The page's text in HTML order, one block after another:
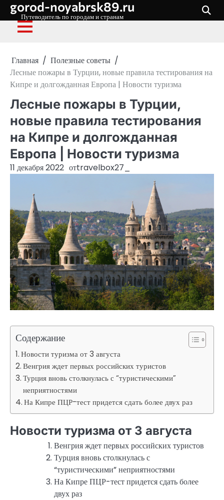
Перейти
содержимому
gorod-noyabrsk89.ru
Путеводитель по городам и странам
Главная
Полезные советы
Лесные пожары в Турции, новые правила тестирования на
Кипре и долгожданная Европа | Новости туризма
Лесные пожары в Турции,
новые правила тестирования
на Кипре и долгожданная
Европа | Новости туризма
11 декабря 2022 отtravelbox27_
Содержание
Новости туризма от 3 августа
Венгрия ждет первых российских туристов
Турция вновь столкнулась с “туристическими”
неприятностями
На Кипре ПЦР-тест придется сдать более двух раз
Новости туризма от 3 августа
Венгрия ждет первых российских туристов
Турция вновь столкнулась с
“туристическими” неприятностями
На Кипре ПЦР-тест придется сдать более
двух раз